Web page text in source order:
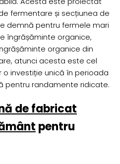
fermentare și secțiunea de
demnă pentru fermele mari
îngrășăminte organice,
organice din
atunci acesta este cel
investiție unică în perioada
pentru randamente ridicate.
de fabricat
pentru